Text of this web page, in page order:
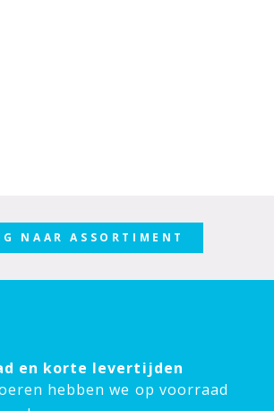
NAAR ASSORTIMENT
en korte levertijden
hebben we op voorraad